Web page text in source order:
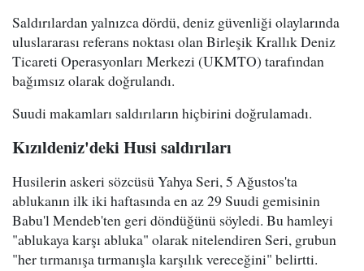
Saldırılardan yalnızca dördü, deniz güvenliği olaylarında
uluslararası referans noktası olan Birleşik Krallık Deniz
Ticareti Operasyonları Merkezi (UKMTO) tarafından
bağımsız olarak doğrulandı.
Suudi makamları saldırıların hiçbirini doğrulamadı.
Kızıldeniz'deki Husi saldırıları
Husilerin askeri sözcüsü Yahya Seri, 5 Ağustos'ta
ablukanın ilk iki haftasında en az 29 Suudi gemisinin
Babu'l Mendeb'ten geri döndüğünü söyledi. Bu hamleyi
"ablukaya karşı abluka" olarak nitelendiren Seri, grubun
"her tırmanışa tırmanışla karşılık vereceğini" belirtti.